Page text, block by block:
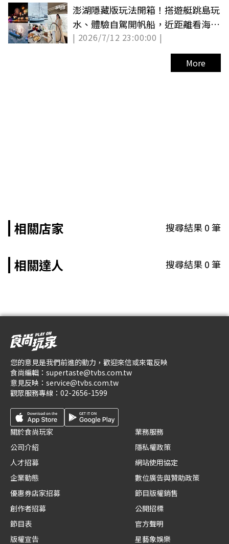
澎湖隱藏版玩法開箱！搭遊艇跳島玩
水、體驗自駕開帆船，近距離看海上
花火節
| 2026/7/12 23:00:00 |
More
相關店家 搜尋結果0筆
相關達人 搜尋結果0筆
您的意見是我們前進的動力，歡迎來信或來電反映
食尚編輯： supertaste@tvbs.com.tw
意見反映： service@tvbs.com.tw
觀眾服務專線： 02-2656-1599
關於食尚玩家
公司介紹
人才招募
企業動態
優惠券店家招募
創作者招募
節目表
版權宣告
業務服務
隱私權政策
網站使用協定
數位廣告與贊助政策
節目版權銷售
公開招標
官方聲明
星藝象娛樂